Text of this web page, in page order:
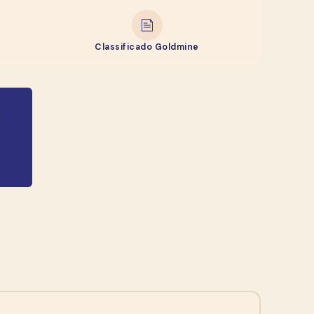
Classificado Goldmine